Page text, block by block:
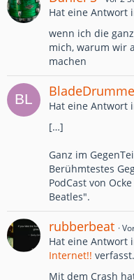
Hat eine Antwort
wenn ich die
mich, warum wir
machen
Hat eine Antwort
[…]
Ganz im
Berühmtestes
PodCast von
Beatles".
rubberbeat
Hat eine Antwort
Internet!! verfasst.
Mit dem Crash